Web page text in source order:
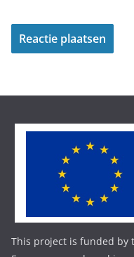
This project is funded by